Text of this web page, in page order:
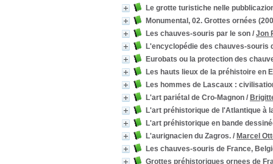
Le grotte turistiche nelle
Monumental, 02. Grottes ornées
Les chauves-souris par le son / Jon
L'encyclopédie des chauves-souris
Eurobats ou la protection des
Les hauts lieux de la préhistoire en
Les hommes de Lascaux :
L'art pariétal de Cro-Magnon /
L'art préhistorique de l'Atlantique à
L'art préhistorique en bande
L'aurignacien du Zagros. / Marcel
Les chauves-souris de France,
Grottes préhistoriques ornees de